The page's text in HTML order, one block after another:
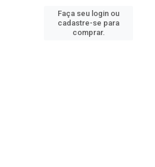
Faça seu login ou
cadastre-se para
comprar.